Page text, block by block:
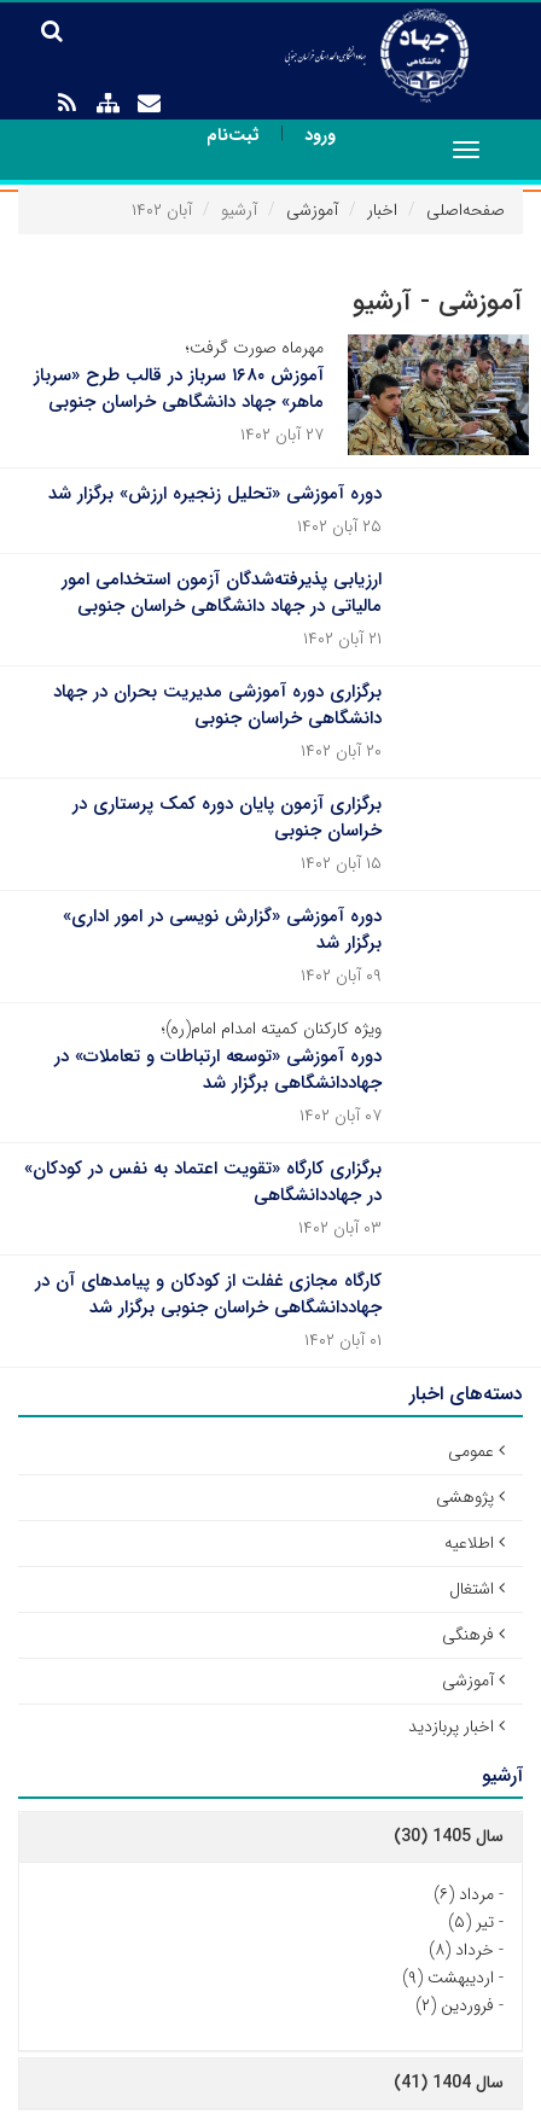
ورود | ثبت‌نام
Toggle
navigation
صفحه‌اصلی
اخبار آموزشی آرشیو آبان ۱۴۰۲
آموزشی - آرشیو
مهرماه صورت گرفت؛
آموزش ۱۶۸۰ سرباز در قالب طرح «سرباز
ماهر» جهاد دانشگاهی خراسان جنوبی
۲۷ آبان ۱۴۰۲
دوره آموزشی «تحلیل زنجیره ارزش» برگزار شد
۲۵ آبان ۱۴۰۲
ارزیابی پذیرفته‌شدگان آزمون استخدامی امور
مالیاتی در جهاد دانشگاهی خراسان جنوبی
۲۱ آبان ۱۴۰۲
برگزاری دوره آموزشی مدیریت بحران در جهاد
دانشگاهی خراسان جنوبی
۲۰ آبان ۱۴۰۲
برگزاری آزمون پایان دوره کمک پرستاری در
خراسان جنوبی
۱۵ آبان ۱۴۰۲
دوره آموزشی «گزارش نویسی در امور اداری»
برگزار شد
۰۹ آبان ۱۴۰۲
ویژه کارکنان کمیته امدام امام(ره)؛
دوره آموزشی «توسعه ارتباطات و تعاملات» در
جهاددانشگاهی برگزار شد
۰۷ آبان ۱۴۰۲
برگزاری کارگاه «تقویت اعتماد به نفس در کودکان»
در جهاددانشگاهی
۰۳ آبان ۱۴۰۲
کارگاه مجازی غفلت از کودکان و پیامدهای آن در
جهاددانشگاهی خراسان جنوبی برگزار شد
۰۱ آبان ۱۴۰۲
دسته‌های اخبار
عمومی
پژوهشی
اطلاعیه
اشتغال
فرهنگی
آموزشی
اخبار پربازدید
آرشیو
سال 1405 (30)
-مرداد (۶)
-تیر (۵)
- خرداد (۸)
- اردیبهشت (۹)
- فروردین (۲)
سال 1404 (41)